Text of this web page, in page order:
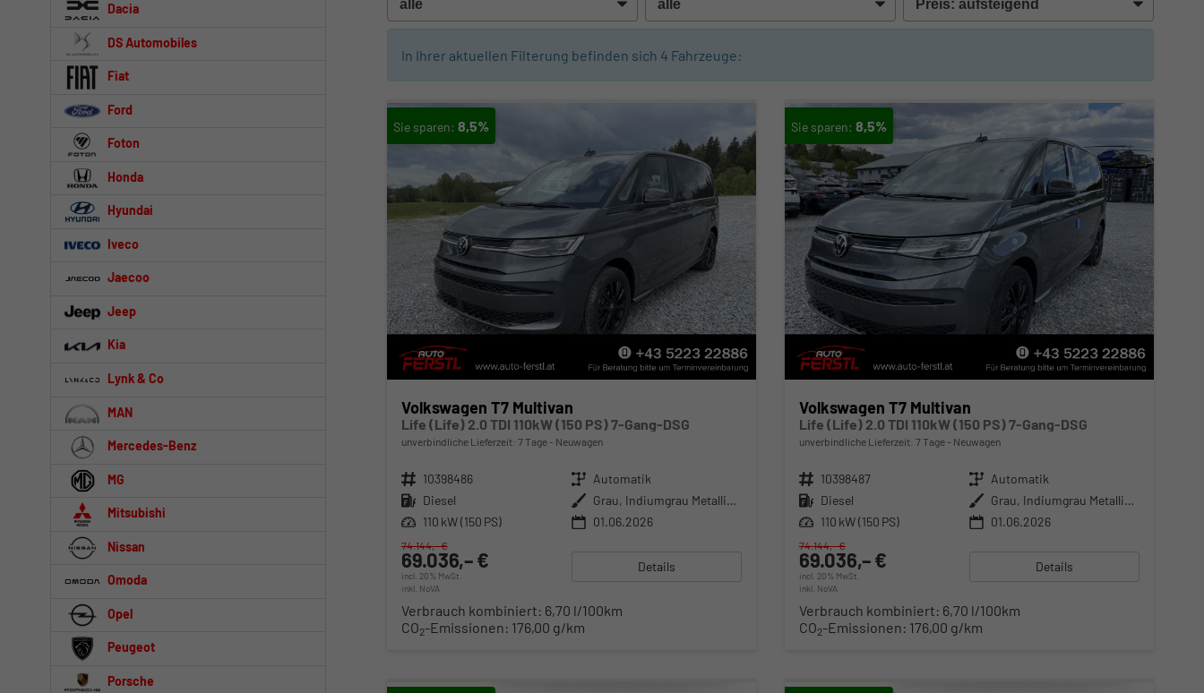
In Ihrer aktuellen Filterung befinden sich 4 Fahrzeuge:
8,5%
Volkswagen T7 Multivan
Life (Life) 2.0 TDI 110kW (150 PS) 7-Gang-DSG
unverbindliche Lieferzeit: 7 Tage Neuwagen
Fahrzeugnr. 10398486 Getriebe Automatik
Kraftstoff Diesel Außenfarbe
Grau, Indiumgrau Metallic (X3)
Leistung 110 kW (150 PS) 01.06.2026
69.036,– €
incl. 20% MwSt.
inkl. NoVA
74.144,– €
Details
Verbrauch kombiniert: 6,70 l/100km
CO2-Emissionen: 176,00 g/km
8,5%
Volkswagen T7 Multivan
Life (Life) 2.0 TDI 110kW (150 PS) 7-Gang-DSG
unverbindliche Lieferzeit: 7 Tage Neuwagen
Fahrzeugnr. 10398487 Getriebe Automatik
Kraftstoff Diesel Außenfarbe
Grau, Indiumgrau Metallic (X3)
Leistung 110 kW (150 PS) 01.06.2026
69.036,– €
incl. 20% MwSt.
inkl. NoVA
74.144,– €
Details
Verbrauch kombiniert: 6,70 l/100km
CO2-Emissionen: 176,00 g/km
Dacia
DS Automobiles
Fiat
Ford
Foton
Honda
Hyundai
Iveco
Jaecoo
Jeep
Kia
Lynk & Co
MAN
Mercedes-Benz
MG
Mitsubishi
Nissan
Omoda
Opel
Peugeot
Porsche